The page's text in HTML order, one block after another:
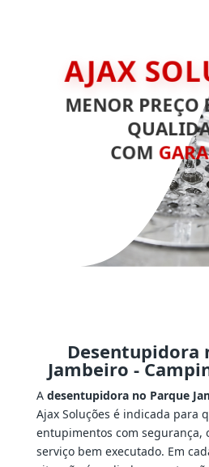
AJAX
MENOR
COM
Desentupidora
Jambeiro -
A desentupidora no Parque
Ajax Soluções é indicada para
entupimentos com segurança,
serviço bem executado. Em